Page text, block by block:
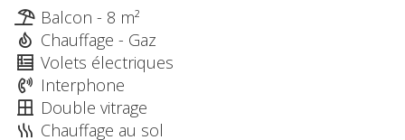
Balcon - 8 m²
Chauffage - Gaz
Volets électriques
Interphone
Double vitrage
Chauffage au sol